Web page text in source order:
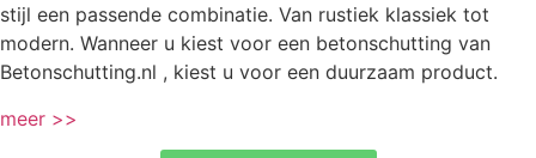
stijl een passende combinatie. Van rustiek klassiek tot
modern. Wanneer u kiest voor een betonschutting van
Betonschutting.nl , kiest u voor een duurzaam product.
meer >>